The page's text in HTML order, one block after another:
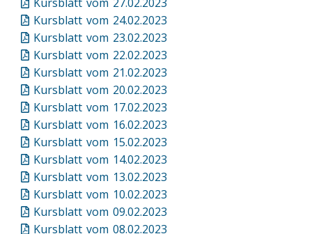
Kursblatt vom 24.02.2023
Kursblatt vom 23.02.2023
Kursblatt vom 22.02.2023
Kursblatt vom 21.02.2023
Kursblatt vom 20.02.2023
Kursblatt vom 17.02.2023
Kursblatt vom 16.02.2023
Kursblatt vom 15.02.2023
Kursblatt vom 14.02.2023
Kursblatt vom 13.02.2023
Kursblatt vom 10.02.2023
Kursblatt vom 09.02.2023
Kursblatt vom 08.02.2023